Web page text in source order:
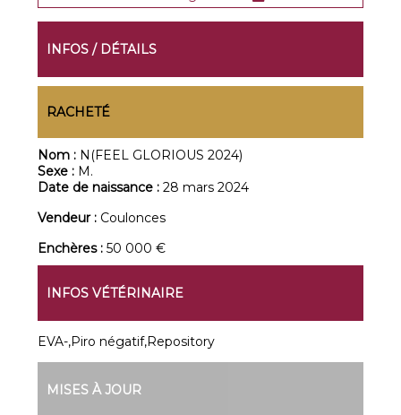
INFOS / DÉTAILS
RACHETÉ
Nom : N(FEEL GLORIOUS 2024)
Sexe : M.
Date de naissance :28 mars 2024
Vendeur : Coulonces
Enchères :50 000 €
INFOS VÉTÉRINAIRE
EVA-,Piro négatif,Repository
MISES À JOUR